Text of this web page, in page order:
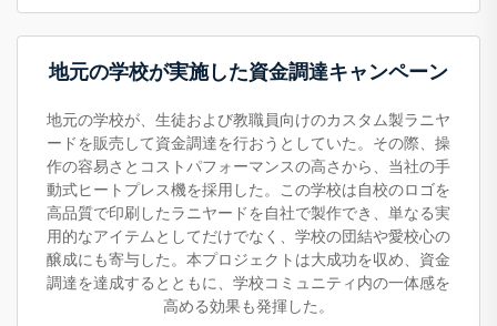
地元の学校が実施した資金調達キャンペーン
地元の学校が、生徒および教職員向けのカスタム製ラニヤ
ードを販売して資金調達を行おうとしていた。その際、操
作の容易さとコストパフォーマンスの高さから、当社の手
動式ヒートプレス機を採用した。この学校は自校のロゴを
高品質で印刷したラニヤードを自社で製作でき、単なる実
用的なアイテムとしてだけでなく、学校の団結や愛校心の
醸成にも寄与した。本プロジェクトは大成功を収め、資金
調達を達成するとともに、学校コミュニティ内の一体感を
高める効果も発揮した。